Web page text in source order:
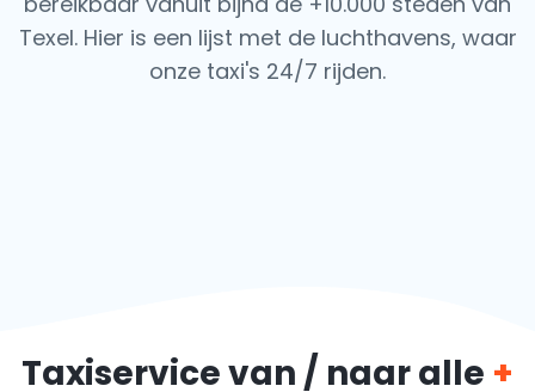
Texel. Hier is een lijst met de luchthavens, waar
onze taxi's 24/7 rijden.
Taxiservice van / naar alle +